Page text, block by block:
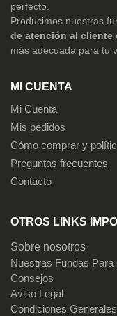
perfecto.
Producimos nuestras
de atención al cliente
más adecuada para tu
MI CUENTA
Mi Cuenta
Mis pedidos
Cómo comprar y
Preguntas frecuentes
Contacto
OTROS LINKS
Sobre nosotros
Nuestras Fundas Para
Consejos
Aviso Legal
Condiciones